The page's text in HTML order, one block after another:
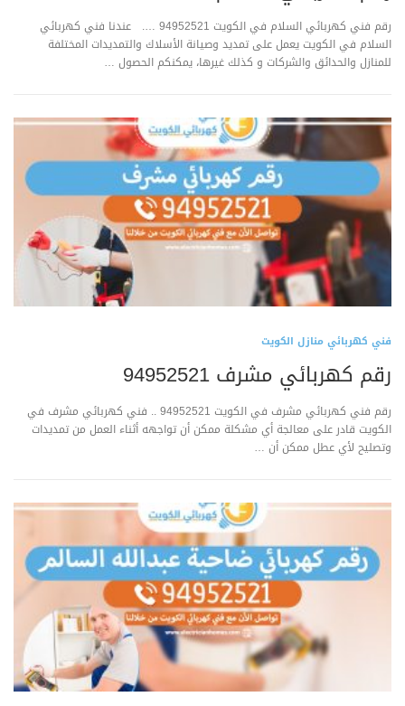
رقم فني كهربائي السلام في الكويت 94952521 …. عندنا فني كهربائي
السلام في الكويت يعمل على تمديد وصيانة الأسلاك والتمديدات المختلفة
للمنازل والحدائق والشركات و كذلك غيرها، يمكنكم الحصول …
فني كهربائي منازل الكويت
رقم كهربائي مشرف 94952521
رقم فني كهربائي مشرف في الكويت 94952521 .. فني كهربائي مشرف في
الكويت قادر على معالجة أي مشكلة ممكن أن تواجهه أثناء العمل من تمديدات
وتصليح لأي عطل ممكن أن …